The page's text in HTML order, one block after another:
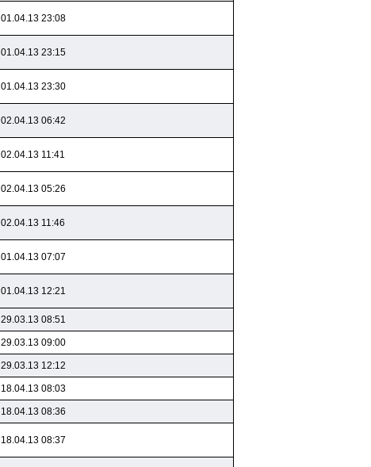
01.04.13 23:08
01.04.13 23:15
01.04.13 23:30
02.04.13 06:42
02.04.13 11:41
02.04.13 05:26
02.04.13 11:46
01.04.13 07:07
01.04.13 12:21
29.03.13 08:51
29.03.13 09:00
29.03.13 12:12
18.04.13 08:03
18.04.13 08:36
18.04.13 08:37